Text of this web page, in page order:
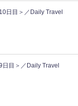
日目＞／Daily Travel
目＞／Daily Travel